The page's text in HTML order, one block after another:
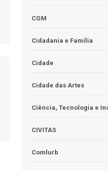
CGM
Cidadania e Família
Cidade
Cidade das Artes
Ciência, Tecnologia e
CIVITAS
Comlurb